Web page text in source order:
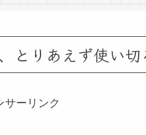
りあえず使い切
サーリンク